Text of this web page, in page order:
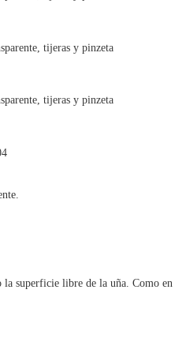
la superficie libre de la uña. Como en